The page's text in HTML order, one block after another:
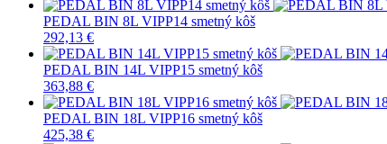
PEDAL BIN 8L VIPP14 smetný kôš
292,13 €
PEDAL BIN 14L VIPP15 smetný kôš
363,88 €
PEDAL BIN 18L VIPP16 smetný kôš
425,38 €